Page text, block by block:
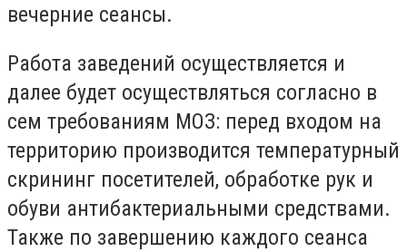
вечерние сеансы.
Работа заведений осуществляется и
далее будет осуществляться согласно в
сем требованиям МОЗ: перед входом на
территорию производится температурный
скрининг посетителей, обработке рук и
обуви антибактериальными средствами.
Также по завершению каждого сеанса